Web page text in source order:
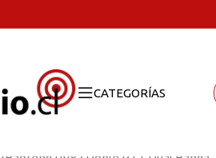
CATEGORÍAS